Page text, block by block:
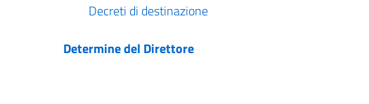
Decreti di destinazione
Determine del Direttore